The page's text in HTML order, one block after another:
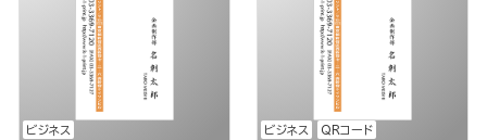
ビジネス ビジネス QRコード